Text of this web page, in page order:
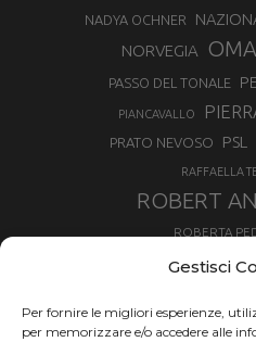
Gestisci
Per fornire le migliori esperienze,
per memorizzare e/o accedere alle
NADYA OCHNER
NORVEGIA
PASSO DEL TONALE
PIANCAVALLO
PRATO NEVOSO PSL
RAFFAELLA
ROBERT
ROBERTA
ROLAND
SIMONE DEROMEDIS